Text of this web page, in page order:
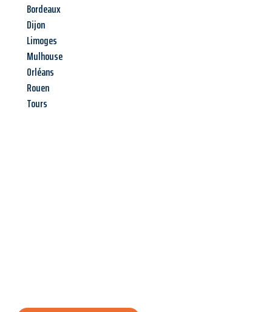
Bordeaux
Dijon
Limoges
Mulhouse
Orléans
Rouen
Tours